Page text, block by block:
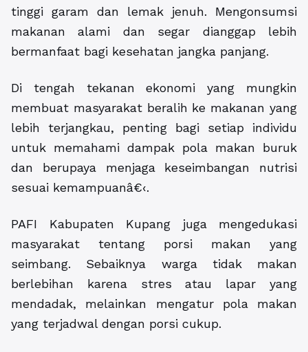
tinggi garam dan lemak jenuh. Mengonsumsi
makanan alami dan segar dianggap lebih
bermanfaat bagi kesehatan jangka panjang.
Di tengah tekanan ekonomi yang mungkin
membuat masyarakat beralih ke makanan yang
lebih terjangkau, penting bagi setiap individu
untuk memahami dampak pola makan buruk
dan berupaya menjaga keseimbangan nutrisi
sesuai kemampuanâ€‹.
PAFI Kabupaten Kupang juga mengedukasi
masyarakat tentang porsi makan yang
seimbang. Sebaiknya warga tidak makan
berlebihan karena stres atau lapar yang
mendadak, melainkan mengatur pola makan
yang terjadwal dengan porsi cukup.